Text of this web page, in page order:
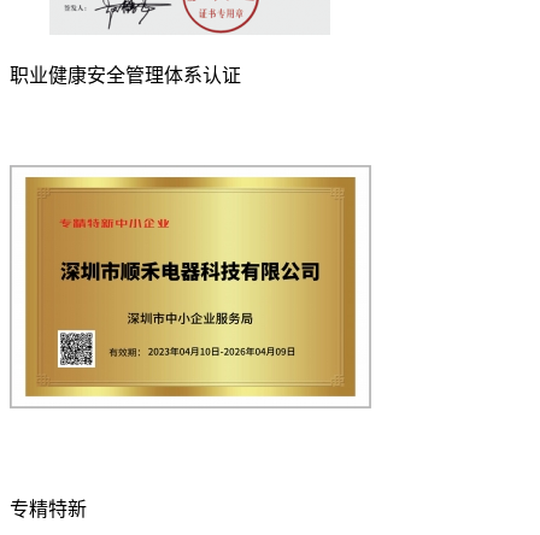
职业健康安全管理体系认证
专精特新